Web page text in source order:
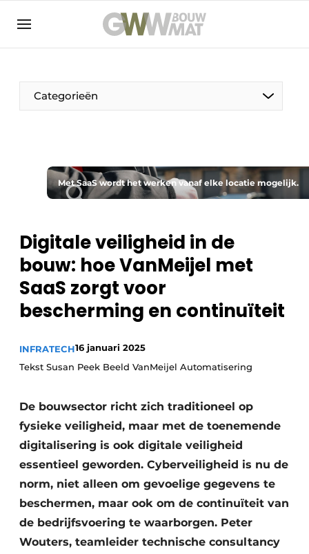
NL EN
Categorieën
De Pen
Vrouw in de bouw
Duurzaamheid & Innovatie
Fundering
Kopen/Huren/Leasen
Sloop & Recycling
Met SaaS wordt het werken vanaf elke locatie mogelijk.
Digitale veiligheid in de
bouw: hoe VanMeijel met
SaaS zorgt voor
bescherming en continuïteit
INFRATECH16 januari 2025
Tekst Susan Peek Beeld VanMeijel Automatisering
De bouwsector richt zich traditioneel op
fysieke veiligheid, maar met de toenemende
digitalisering is ook digitale veiligheid
essentieel geworden. Cyberveiligheid is nu de
norm, niet alleen om gevoelige gegevens te
beschermen, maar ook om de continuïteit van
de bedrijfsvoering te waarborgen. Peter
Wouters, teamleider technische consultancy